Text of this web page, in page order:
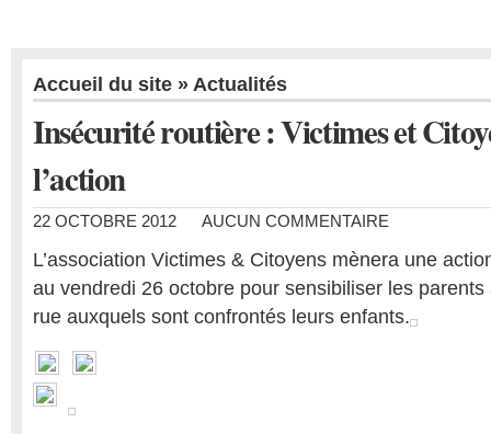
Accueil du site » Actualités
Insécurité routière : Victimes et
l’action
22 OCTOBRE 2012 AUCUN COMMENTAIRE
L’association Victimes & Citoyens mènera une
au vendredi 26 octobre pour sensibiliser les
rue auxquels sont confrontés leurs enfants.